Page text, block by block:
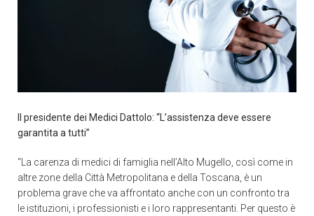
Il presidente dei Medici Dattolo: “L’assistenza deve essere
garantita a tutti”
“La carenza di medici di famiglia nell’Alto Mugello, così come in
altre zone della Città Metropolitana e della Toscana, è un
problema grave che va affrontato anche con un confronto tra
le istituzioni, i professionisti e i loro rappresentanti. Per questo è